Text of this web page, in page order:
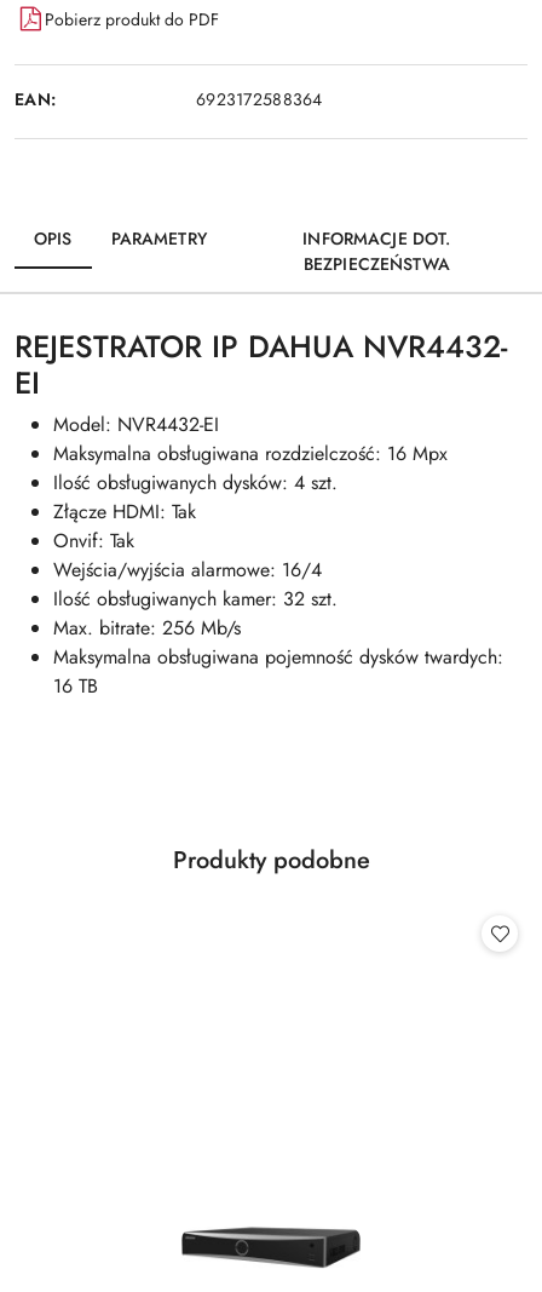
Pobierz produkt do PDF
EAN: 6923172588364
OPIS PARAMETRY
INFORMACJE DOT.
BEZPIECZEŃSTWA
REJESTRATOR IP DAHUA NVR4432-
EI
Model: NVR4432-EI
Maksymalna obsługiwana rozdzielczość: 16 Mpx
Ilość obsługiwanych dysków: 4 szt.
Złącze HDMI: Tak
Onvif: Tak
Wejścia/wyjścia alarmowe: 16/4
Ilość obsługiwanych kamer: 32 szt.
Max. bitrate: 256 Mb/s
Maksymalna obsługiwana pojemność dysków twardych:
16 TB
Pomiń karuzelę produktów
Produkty
Produkty podobne